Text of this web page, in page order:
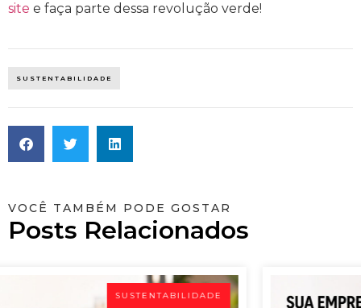
site e faça parte dessa revolução verde!
SUSTENTABILIDADE
VOCÊ TAMBÉM PODE GOSTAR
Posts Relacionados
SUSTENTABILIDADE